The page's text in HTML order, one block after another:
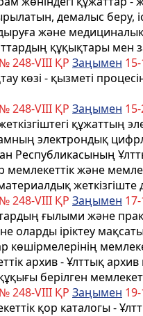
демалыс беру,
және медициналық
құқықтары мен
248-VIII ҚР Заңымен
көзі - қызметі
248-VIII ҚР Заңымен
құжаттың
электрондық
Республикасының
және
248-VIII ҚР Заңымен
ғылыми және
оларды іріктеу
көшірмелерінің
архив - Ұлттық
берілген
248-VIII ҚР Заңымен
қор каталогы -